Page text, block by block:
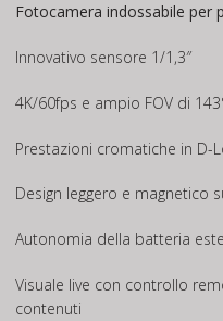
Fotocamera indossabile per
Innovativo sensore 1/1,3″
4K/60fps e ampio FOV di
Prestazioni cromatiche in D-
Design leggero e magnetico
Autonomia della batteria
Visuale live con controllo
contenuti